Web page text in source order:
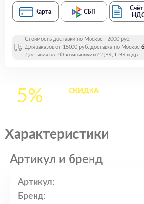
Карта СБП
Счёт
Стоимость доставки по Москве - 2000 руб.
Для заказов от 15000 руб. доставка по Москве
Доставка по РФ компаниями СДЭК, ПЭК и др.
5% СКИДКАна все
Характеристики
Артикул и бренд
Артикул:
Бренд: